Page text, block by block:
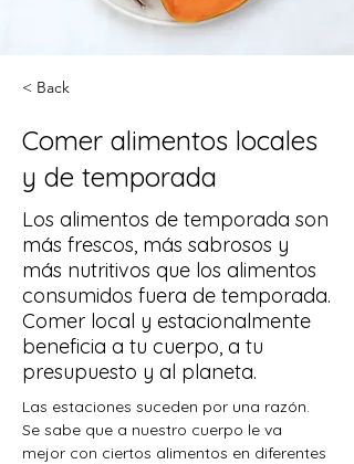
< Back
Comer alimentos locales
y de temporada
Los alimentos de temporada son
más frescos, más sabrosos y
más nutritivos que los alimentos
consumidos fuera de temporada.
Comer local y estacionalmente
beneficia a tu cuerpo, a tu
presupuesto y al planeta.
Las estaciones suceden por una razón.
Se sabe que a nuestro cuerpo le va
mejor con ciertos alimentos en diferentes